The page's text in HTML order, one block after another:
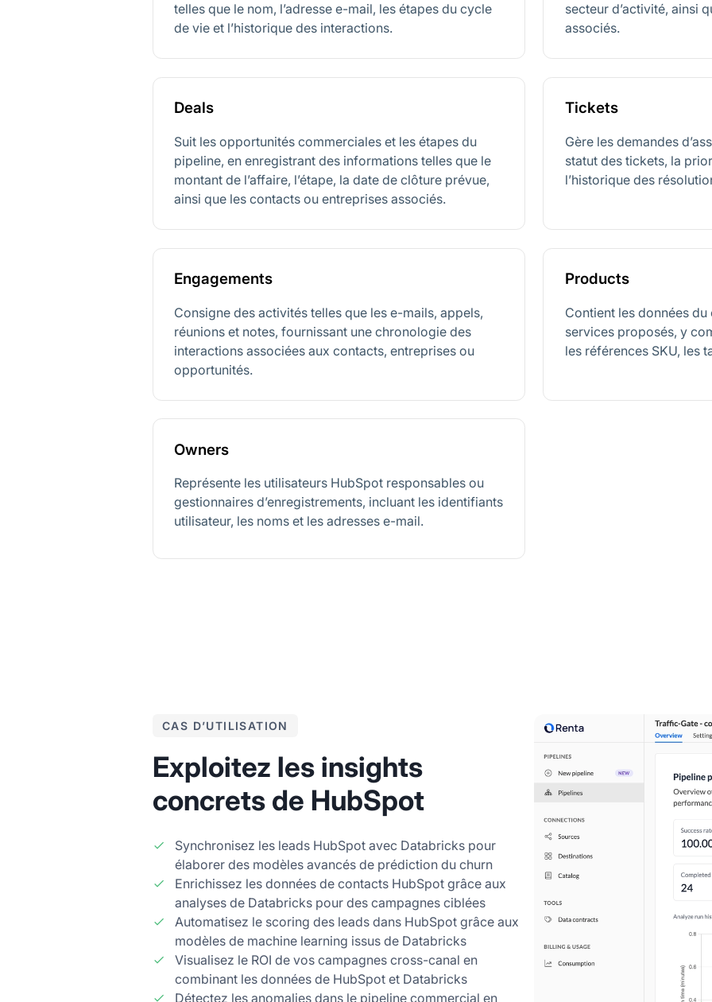
telles que le nom, l’adresse e-mail, les étapes du cycle
de vie et l’historique des interactions.
secteur d’activité, ainsi
associés.
Deals
Suit les opportunités commerciales et les étapes du
pipeline, en enregistrant des informations telles que le
montant de l’affaire, l’étape, la date de clôture prévue,
ainsi que les contacts ou entreprises associés.
Tickets
Gère les demandes
statut des tickets, la
l’historique des
Engagements
Consigne des activités telles que les e-mails, appels,
réunions et notes, fournissant une chronologie des
interactions associées aux contacts, entreprises ou
opportunités.
Products
Contient les données
services proposés, y
les références SKU, les
Owners
Représente les utilisateurs HubSpot responsables ou
gestionnaires d’enregistrements, incluant les identifiants
utilisateur, les noms et les adresses e-mail.
CAS D’UTILISATION
Exploitez les insights
concrets de HubSpot
Synchronisez les leads HubSpot avec Databricks pour
élaborer des modèles avancés de prédiction du churn
Enrichissez les données de contacts HubSpot grâce aux
analyses de Databricks pour des campagnes ciblées
Automatisez le scoring des leads dans HubSpot grâce aux
modèles de machine learning issus de Databricks
Visualisez le ROI de vos campagnes cross-canal en
combinant les données de HubSpot et Databricks
Détectez les anomalies dans le pipeline commercial en